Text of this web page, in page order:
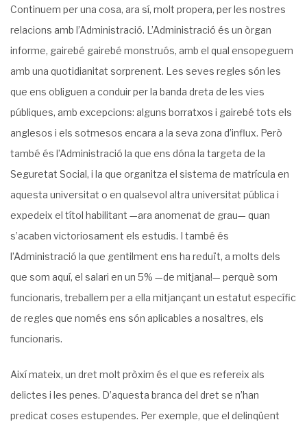
Continuem per una cosa, ara sí, molt propera, per les nostres
relacions amb l’Administració. L’Administració és un òrgan
informe, gairebé gairebé monstruós, amb el qual ensopeguem
amb una quotidianitat sorprenent. Les seves regles són les
que ens obliguen a conduir per la banda dreta de les vies
públiques, amb excepcions: alguns bo­rratxos i gairebé tots els
anglesos i els sotmesos encara a la seva zona d’influx. Però
també és l’Administració la que ens dóna la targeta de la
Seguretat Social, i la que organitza el sistema de matrícula en
aquesta universitat o en qualsevol altra universitat pública i
expedeix el títol habilitant —ara anomenat de grau— quan
s’acaben victoriosament els estudis. I també és
l’Administració la que gentilment ens ha reduït, a molts dels
que som aquí, el salari en un 5% —de mitjana!— perquè som
funcionaris, treballem per a ella mitjançant un estatut específic
de regles que només ens són aplicables a nosaltres, els
funcionaris.
Així mateix, un dret molt pròxim és el que es refereix als
delictes i les penes. D’aquesta branca del dret se n’han
predicat coses estupendes. Per exemple, que el delinqüent